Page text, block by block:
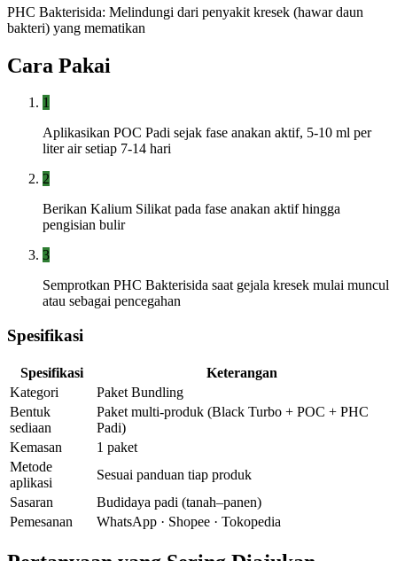
PHC Bakterisida: Melindungi dari penyakit kresek (hawar daun
bakteri) yang mematikan
Cara Pakai
1
Aplikasikan POC Padi sejak fase anakan aktif, 5-10 ml per
liter air setiap 7-14 hari
2
Berikan Kalium Silikat pada fase anakan aktif hingga
pengisian bulir
3
Semprotkan PHC Bakterisida saat gejala kresek mulai muncul
atau sebagai pencegahan
Spesifikasi
Spesifikasi
Keterangan
Kategori
Paket Bundling
Bentuk
sediaan
Paket multi-produk (Black Turbo + POC + PHC
Padi)
Kemasan
1 paket
Metode
aplikasi
Sesuai panduan tiap produk
Sasaran
Budidaya padi (tanah–panen)
Pemesanan
WhatsApp · Shopee · Tokopedia